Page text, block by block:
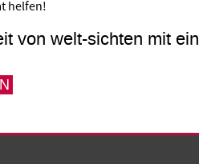
verhaftet
die Menschlichkeit.
helfen!
von welt-sichten mit